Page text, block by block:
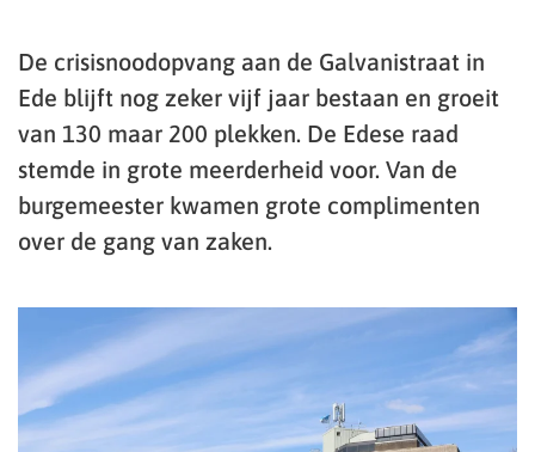
De crisisnoodopvang aan de Galvanistraat in
Ede blijft nog zeker vijf jaar bestaan en groeit
van 130 maar 200 plekken. De Edese raad
stemde in grote meerderheid voor. Van de
burgemeester kwamen grote complimenten
over de gang van zaken.